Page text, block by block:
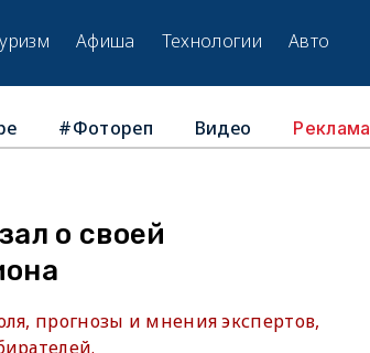
Афиша Технологии Авто
#Фотореп Видео Реклама
о своей
прогнозы и мнения экспертов,